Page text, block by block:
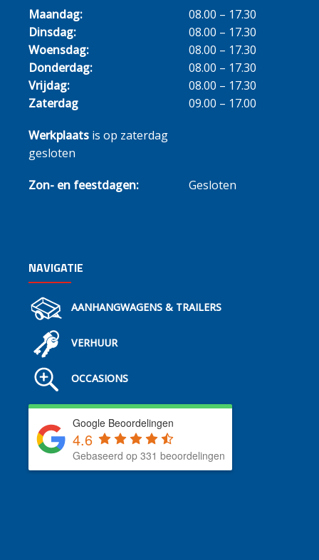
Maandag:
08.00 – 17.30
Dinsdag:
08.00 – 17.30
Woensdag:
08.00 – 17.30
Donderdag:
08.00 – 17.30
Vrijdag:
08.00 – 17.30
Zaterdag
09.00 – 17.00
Werkplaats is op zaterdag
gesloten
Zon- en feestdagen: Gesloten
NAVIGATIE
AANHANGWAGENS & TRAILERS
VERHUUR
OCCASIONS
Google Beoordelingen
4.6
Gebaseerd op 331 beoordelingen